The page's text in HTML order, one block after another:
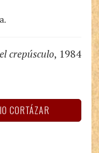
crepúsculo, 1984
CORTÁZAR